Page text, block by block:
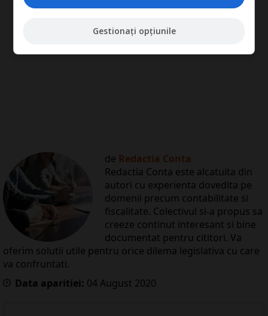
de Redactia Conta
Redactia Conta este alcatuita din
autori cu experienta dovedita pe
domenii precum contabilitate si
fiscalitate. Colectivul si-a propus sa
creeze continut interesant si bine
documentat pentru cititori. Va
oferim solutii utile pentru orice dilema legislativa cu care
va confruntati.
Data aparitiei: 04August 2020
Gestionați opțiunile